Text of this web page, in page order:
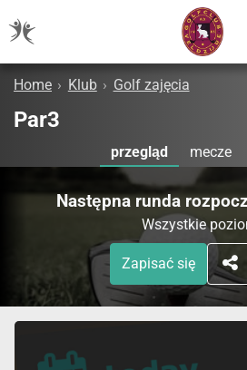
Home › Klub › Golf zajęcia
Par3
przegląd mecze
Następna runda
Wszystkie
Zapisać się